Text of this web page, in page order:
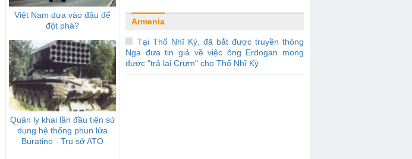
Việt Nam dựa vào đâu để
đột phá?
Quân ly khai lần đầu tiên sử
dụng hệ thống phun lửa
Buratino - Trụ sở ATO
Armenia
Tại Thổ Nhĩ Kỳ, đã bắt được truyền thông
Nga đưa tin giả về việc ông Erdogan mong
được "trả lại Crưm" cho Thổ Nhĩ Kỳ